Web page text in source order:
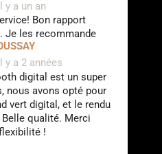
y a un an
Bon rapport
Je les recommande
y a 2 années
digital est un super
nous avons opté pour
vert digital, et le rendu
qualité. Merci
!